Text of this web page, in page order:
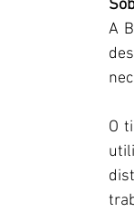
A
O